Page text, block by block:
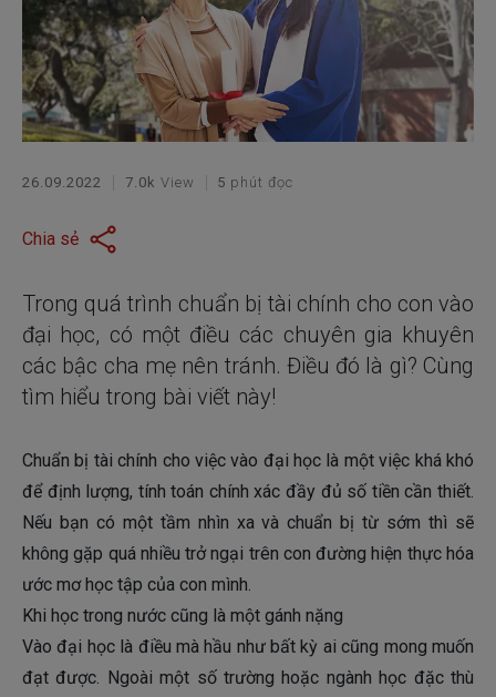
26.09.2022 7.0k View 5 phút đọc
Chia sẻ
Trong quá trình chuẩn bị tài chính cho con vào
đại học, có một điều các chuyên gia khuyên
các bậc cha mẹ nên tránh. Điều đó là gì? Cùng
tìm hiểu trong bài viết này!
Chuẩn bị tài chính cho việc vào đại học là một việc khá khó
để định lượng, tính toán chính xác đầy đủ số tiền cần thiết.
Nếu bạn có một tầm nhìn xa và chuẩn bị từ sớm thì sẽ
không gặp quá nhiều trở ngại trên con đường hiện thực hóa
ước mơ học tập của con mình.
Khi học trong nước cũng là một gánh nặng
Vào đại học là điều mà hầu như bất kỳ ai cũng mong muốn
đạt được. Ngoài một số trường hoặc ngành học đặc thù